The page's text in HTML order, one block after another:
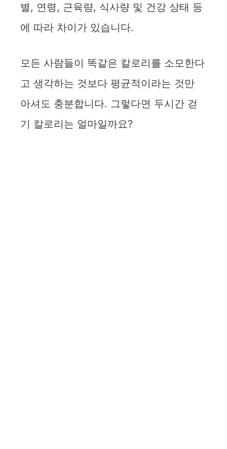
별, 연령, 근육량, 식사량 및 건강 상태 등
에 따라 차이가 있습니다.
모든 사람들이 똑같은 칼로리를 소모한다
고 생각하는 것보다 평균적이라는 것만
아셔도 충분합니다. 그렇다면 두시간 걷
기 칼로리는 얼마일까요?